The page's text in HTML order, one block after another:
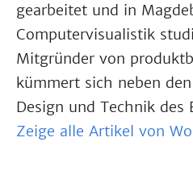
gearbeitet und in
Computervisualistik
Mitgründer von
kümmert sich neben
Design und Technik des
Zeige alle Artikel von